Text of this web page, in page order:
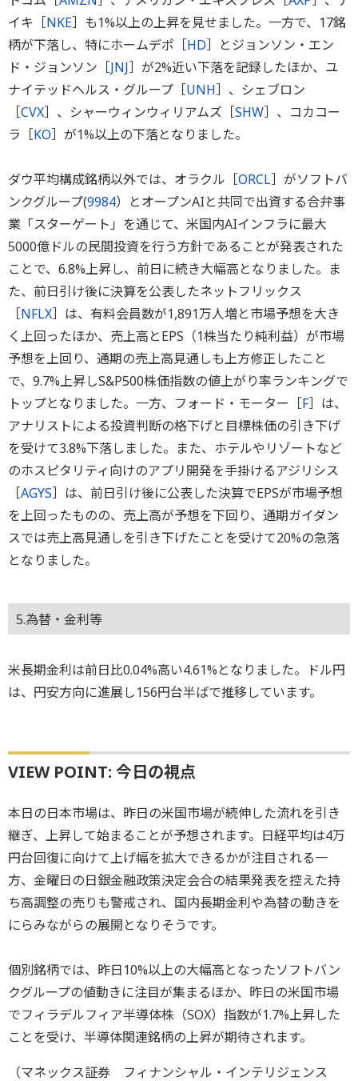
イキ［NKE］も1%以上の上昇を見せました。一方で、17銘
柄が下落し、特にホームデポ［HD］とジョンソン・エン
ド・ジョンソン［JNJ］が2%近い下落を記録したほか、ユ
ナイテッドヘルス・グループ［UNH］、シェブロン
［CVX］、シャーウィンウィリアムズ［SHW］、コカコー
ラ［KO］が1%以上の下落となりました。
ダウ平均構成銘柄以外では、オラクル［ORCL］がソフトバ
ンクグループ(9984）とオープンAIと共同で出資する合弁事
業「スターゲート」を通じて、米国内AIインフラに最大
5000億ドルの民間投資を行う方針であることが発表された
ことで、6.8%上昇し、前日に続き大幅高となりました。ま
た、前日引け後に決算を公表したネットフリックス
［NFLX］は、有料会員数が1,891万人増と市場予想を大き
く上回ったほか、売上高とEPS（1株当たり純利益）が市場
予想を上回り、通期の売上高見通しも上方修正したこと
で、9.7%上昇しS&P500株価指数の値上がり率ランキングで
トップとなりました。一方、フォード・モーター［F］は、
アナリストによる投資判断の格下げと目標株価の引き下げ
を受けて3.8%下落しました。また、ホテルやリゾートなど
のホスピタリティ向けのアプリ開発を手掛けるアジリシス
［AGYS］は、前日引け後に公表した決算でEPSが市場予想
を上回ったものの、売上高が予想を下回り、通期ガイダン
スでは売上高見通しを引き下げたことを受けて20%の急落
となりました。
5.為替・金利等
米長期金利は前日比0.04%高い4.61%となりました。ドル円
は、円安方向に進展し156円台半ばで推移しています。
VIEW POINT: 今日の視点
本日の日本市場は、昨日の米国市場が続伸した流れを引き
継ぎ、上昇して始まることが予想されます。日経平均は4万
円台回復に向けて上げ幅を拡大できるかが注目される一
方、金曜日の日銀金融政策決定会合の結果発表を控えた持
ち高調整の売りも警戒され、国内長期金利や為替の動きを
にらみながらの展開となりそうです。
個別銘柄では、昨日10%以上の大幅高となったソフトバン
クグループの値動きに注目が集まるほか、昨日の米国市場
でフィラデルフィア半導体株（SOX）指数が1.7%上昇した
ことを受け、半導体関連銘柄の上昇が期待されます。
（マネックス証券 フィナンシャル・インテリジェンス